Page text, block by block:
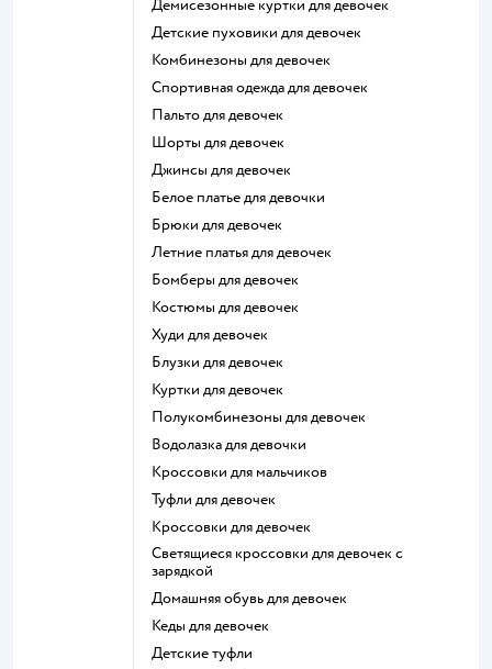
Демисезонные куртки для девочек
Детские пуховики для девочек
Комбинезоны для девочек
Спортивная одежда для девочек
Пальто для девочек
Шорты для девочек
Джинсы для девочек
Белое платье для девочки
Брюки для девочек
Летние платья для девочек
Бомберы для девочек
Костюмы для девочек
Худи для девочек
Блузки для девочек
Куртки для девочек
Полукомбинезоны для девочек
Водолазка для девочки
Кроссовки для мальчиков
Туфли для девочек
Кроссовки для девочек
Светящиеся кроссовки для девочек с
зарядкой
Домашняя обувь для девочек
Кеды для девочек
Детские туфли